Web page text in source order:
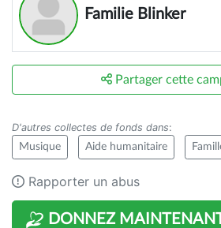
Familie Blinker
DONNEZ
Partager cette
D'autres collectes de fonds dans:
Musique Aide humanitaire
Rapporter un abus